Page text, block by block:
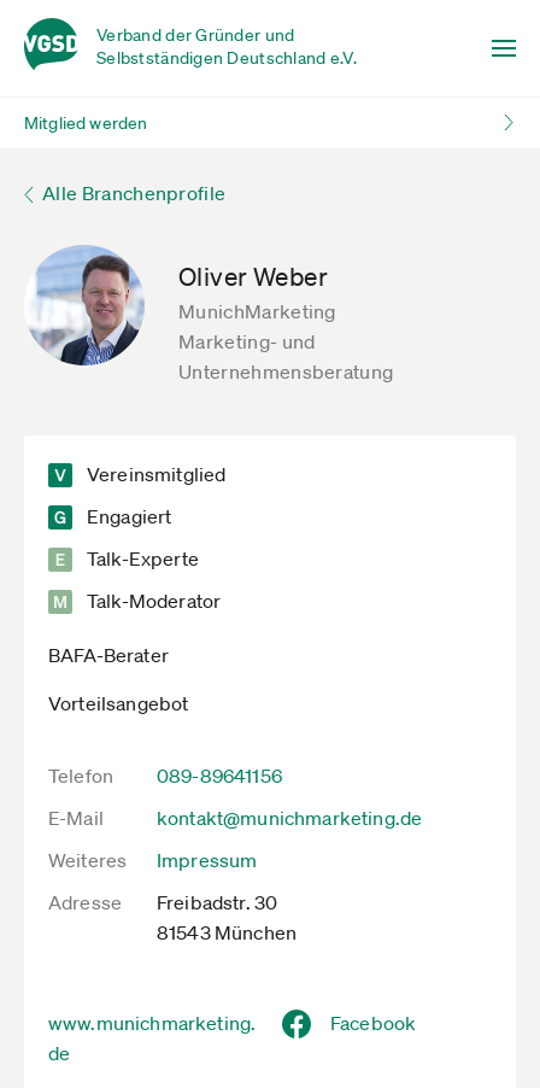
Verband der Gründer und
Selbstständigen Deutschland e.V.
Mitglied werden
Alle Branchenprofile
Oliver Weber
MunichMarketing
Marketing- und
Unternehmensberatung
Vereinsmitglied
Engagiert
Talk-Experte
Talk-Moderator
BAFA-Berater
Vorteilsangebot
Telefon
089-89641156
E-Mail
kontakt@munichmarketing.de
Weiteres
Impressum
Adresse
Freibadstr. 30
81543 München
www.munichmarketing.
de
Facebook